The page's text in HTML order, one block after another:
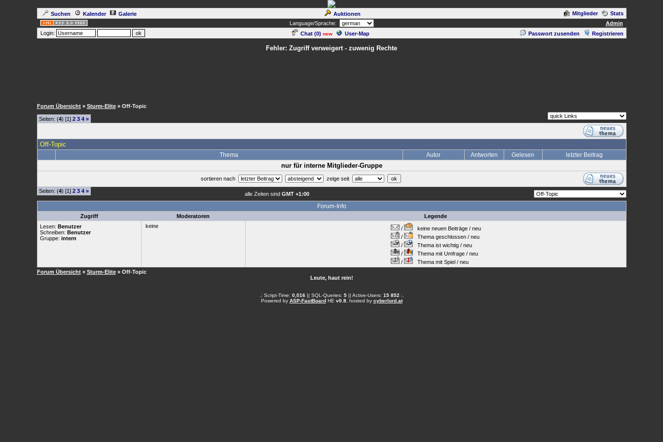
Suchen Kalender Galerie Auktionen Mitglieder
Stats
Language/Sprache:
Admin
Login:
Chat (0) new User-Map Passwort zusenden Registrieren
Fehler: Zugriff verweigert - zuwenig Rechte
Forum Übersicht » Sturm-Elite » Off-Topic
Seiten: (4) [1] 2 3 4 »
Off-Topic
Thema Autor Antworten Gelesen letzter Beitrag
nur für interne Mitglieder-Gruppe
sortieren nach zeige seit
Seiten: (4) [1] 2 3 4 » alle Zeiten sind GMT +1:00
Forum-Info
Zugriff Moderatoren
Legende
Lesen: Benutzer
Schreiben: Benutzer
Gruppe: intern
keine /
keine neuen Beiträge / neu
/
Thema geschlossen / neu
/
Thema ist wichtig / neu
/
Thema mit Umfrage / neu
/
Thema mit Spiel / neu
Forum Übersicht » Sturm-Elite » Off-Topic
Leute, haut rein!
.: Script-Time: 0,016|| SQL-Queries: 5|| Active-Users: 15 852 :.
Powered by ASP-FastBoardHE v0.8, hosted by cyberlord.at